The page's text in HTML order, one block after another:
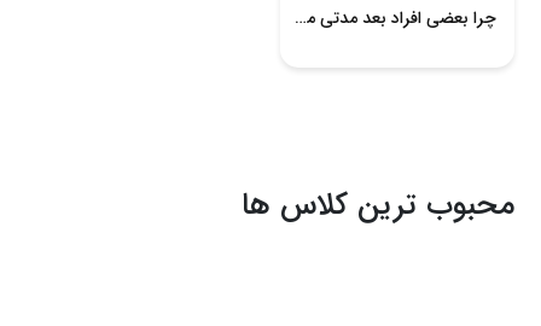
چرا بعضی افراد بعد مدتی موسیقی را رها می‌کنند؟ | ۸ دلیل مهم ترک موسیقی
محبوب ترین کلاس ها